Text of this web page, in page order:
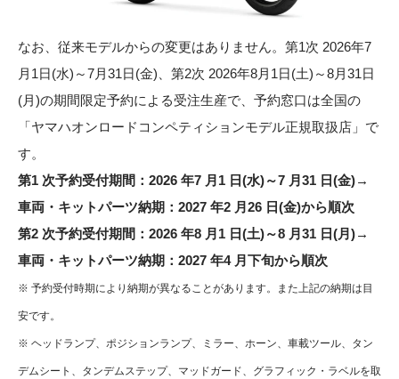
なお、従来モデルからの変更はありません。第1次 2026年7
月1日(水)～7月31日(金)、第2次 2026年8月1日(土)～8月31日
(月)の期間限定予約による受注生産で、予約窓口は全国の
「ヤマハオンロードコンペティションモデル正規取扱店」で
す。
第1 次予約受付期間：2026 年7 月1 日(水)～7 月31 日(金)→
車両・キットパーツ納期：2027 年2 月26 日(金)から順次
第2 次予約受付期間：2026 年8 月1 日(土)～8 月31 日(月)→
車両・キットパーツ納期：2027 年4 月下旬から順次
※ 予約受付時期により納期が異なることがあります。また上記の納期は目
安です。
※ ヘッドランプ、ポジションランプ、ミラー、ホーン、車載ツール、タン
デムシート、タンデムステップ、マッドガード、グラフィック・ラベルを取